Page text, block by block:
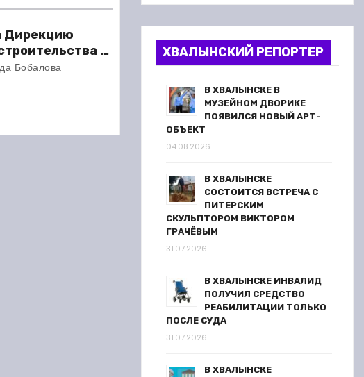
Дирекцию
в
множество
Бобалова
ХВАЛЫНСКИЙ РЕПОРТЕР
В ХВАЛЫНСКЕ В
МУЗЕЙНОМ ДВОРИКЕ
ПОЯВИЛСЯ НОВЫЙ АРТ-
ОБЪЕКТ
04.08.2026
В ХВАЛЫНСКЕ
СОСТОИТСЯ ВСТРЕЧА С
ПИТЕРСКИМ
СКУЛЬПТОРОМ ВИКТОРОМ
ГРАЧЁВЫМ
31.07.2026
В ХВАЛЫНСКЕ ИНВАЛИД
ПОЛУЧИЛ СРЕДСТВО
РЕАБИЛИТАЦИИ ТОЛЬКО
ПОСЛЕ СУДА
31.07.2026
В ХВАЛЫНСКЕ